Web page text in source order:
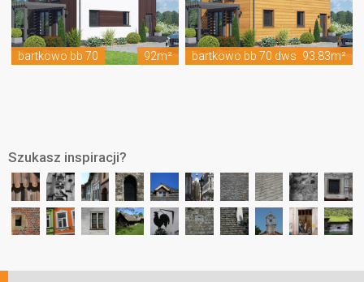
bartkowo bb 70 92m² bartkowo bb 70 dws 93.83m²
Szukasz inspiracji?